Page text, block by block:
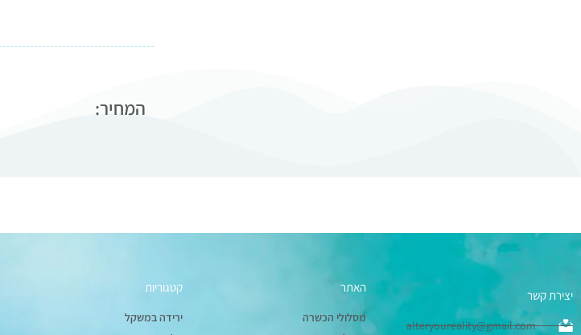
המחיר:
יצירת קשר
alteryoureality@gmail.com
האתר
מסלולי הכשרה
קטגוריות
ירידה במשקל